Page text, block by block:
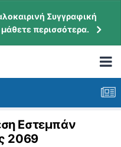
Συγγραφική
περισσότερα.
Εστεμπάν
2069